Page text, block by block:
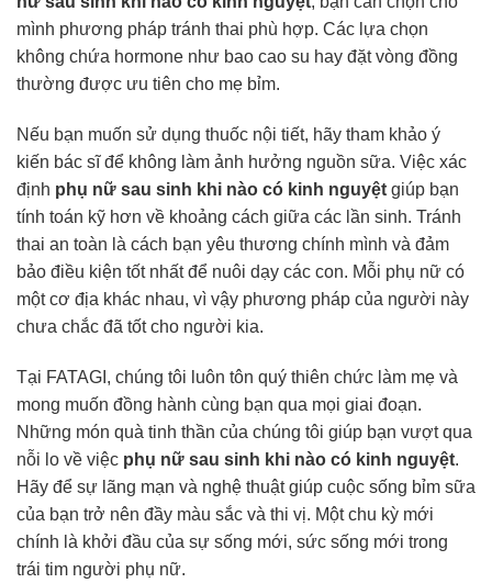
mình phương pháp tránh thai phù hợp. Các lựa chọn
không chứa hormone như bao cao su hay đặt vòng đồng
thường được ưu tiên cho mẹ bỉm.
Nếu bạn muốn sử dụng thuốc nội tiết, hãy tham khảo ý
kiến bác sĩ để không làm ảnh hưởng nguồn sữa. Việc xác
định phụ nữ sau sinh khi nào có kinh nguyệt giúp bạn
tính toán kỹ hơn về khoảng cách giữa các lần sinh. Tránh
thai an toàn là cách bạn yêu thương chính mình và đảm
bảo điều kiện tốt nhất để nuôi dạy các con. Mỗi phụ nữ có
một cơ địa khác nhau, vì vậy phương pháp của người này
chưa chắc đã tốt cho người kia.
Tại FATAGI, chúng tôi luôn tôn quý thiên chức làm mẹ và
mong muốn đồng hành cùng bạn qua mọi giai đoạn.
Những món quà tinh thần của chúng tôi giúp bạn vượt qua
nỗi lo về việc phụ nữ sau sinh khi nào có kinh nguyệt.
Hãy để sự lãng mạn và nghệ thuật giúp cuộc sống bỉm sữa
của bạn trở nên đầy màu sắc và thi vị. Một chu kỳ mới
chính là khởi đầu của sự sống mới, sức sống mới trong
trái tim người phụ nữ.